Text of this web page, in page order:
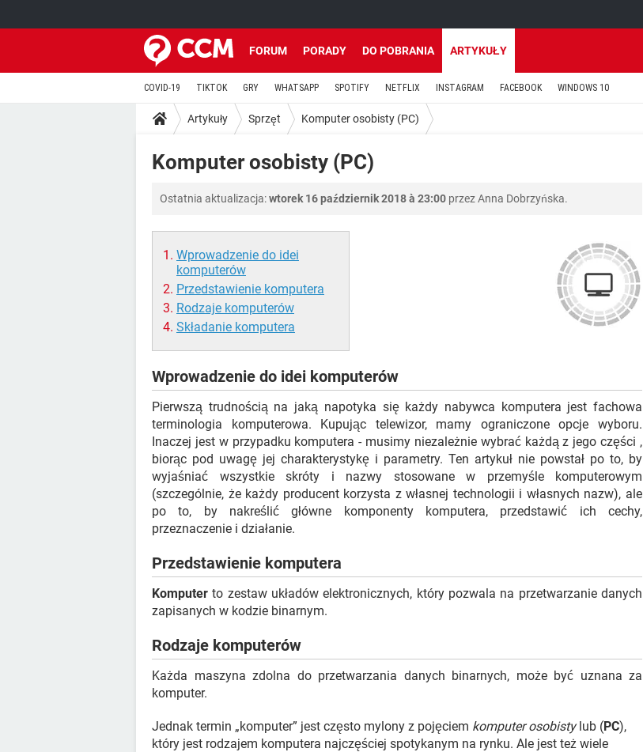
FORUM PORADY DO POBRANIA ARTYKUŁY
COVID-19 TIKTOK GRY WHATSAPP SPOTIFY NETFLIX INSTAGRAM FACEBOOK WINDOWS 10
Artykuły Sprzęt Komputer osobisty (PC)
Komputer osobisty (PC)
Ostatnia aktualizacja:wtorek 16 październik 2018 à 23:00 przez Anna Dobrzyńska.
Wprowadzenie do idei
komputerów
Przedstawienie komputera
Rodzaje komputerów
Składanie komputera
Wprowadzenie do idei komputerów
Pierwszą trudnością na jaką napotyka się każdy nabywca komputera jest fachowa
terminologia komputerowa. Kupując telewizor, mamy ograniczone opcje wyboru.
Inaczej jest w przypadku komputera - musimy niezależnie wybrać każdą z jego części ,
biorąc pod uwagę jej charakterystykę i parametry. Ten artykuł nie powstał po to, by
wyjaśniać wszystkie skróty i nazwy stosowane w przemyśle komputerowym
(szczególnie, że każdy producent korzysta z własnej technologii i własnych nazw), ale
po to, by nakreślić główne komponenty komputera, przedstawić ich cechy,
przeznaczenie i działanie.
Przedstawienie komputera
Komputer to zestaw układów elektronicznych, który pozwala na przetwarzanie danych
zapisanych w kodzie binarnym.
Rodzaje komputerów
Każda maszyna zdolna do przetwarzania danych binarnych, może być uznana za
komputer.
Jednak termin „komputer” jest często mylony z pojęciem komputer osobistylub (PC),
który jest rodzajem komputera najczęściej spotykanym na rynku. Ale jest też wiele